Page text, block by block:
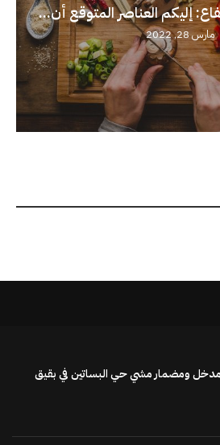
إليكم العناصر المتوقع أن...
مارس 28, 2022
ومضمار مشي حي البساتين في بقيق